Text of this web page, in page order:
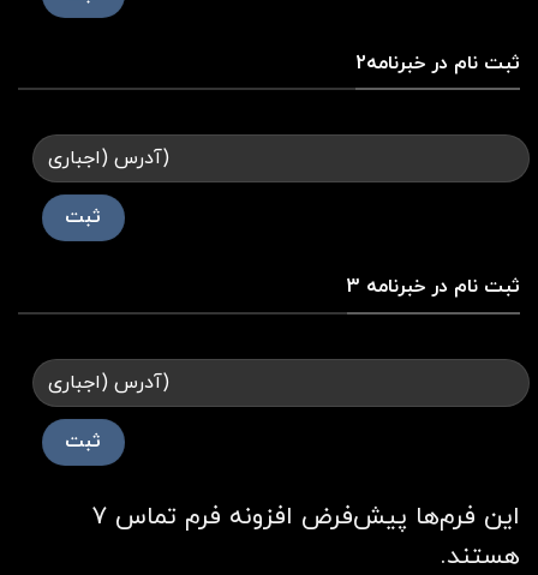
ثبت نام در خبرنامه2
ثبت نام در خبرنامه 3
این فرم‌ها پیش‌فرض افزونه فرم تماس ۷
هستند.